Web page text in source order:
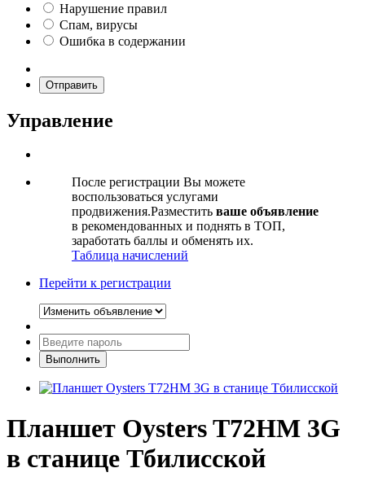
Нарушение правил
Спам, вирусы
Ошибка в содержании
Отправить
Управление
После регистрации Вы можете
воспользоваться услугами
продвижения.Разместить ваше объявление
в рекомендованных и поднять в ТОП,
заработать баллы и обменять их.
Таблица начислений
Перейти к регистрации
Планшет Oysters T72HM 3G
в станице Тбилисской